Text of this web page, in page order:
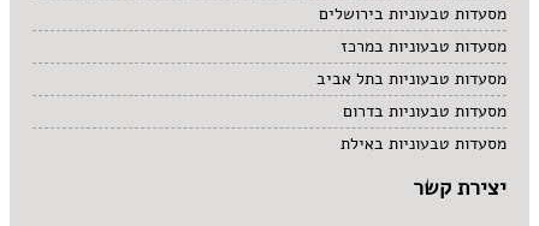
מסעדות טבעוניות בירושלים
מסעדות טבעוניות במרכז
מסעדות טבעוניות בתל אביב
מסעדות טבעוניות בדרום
מסעדות טבעוניות באילת
יצירת קשר